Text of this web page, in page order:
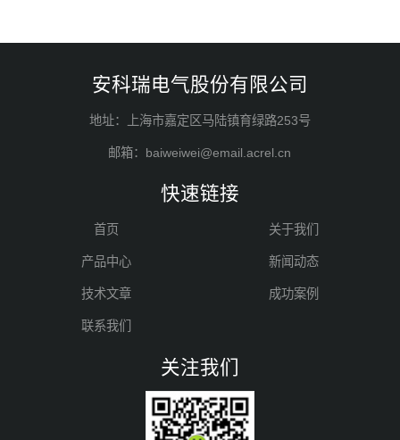
安科瑞电气股份有限公司
地址：上海市嘉定区马陆镇育绿路253号
邮箱：baiweiwei@email.acrel.cn
快速链接
首页 关于我们
产品中心 新闻动态
技术文章 成功案例
联系我们
关注我们